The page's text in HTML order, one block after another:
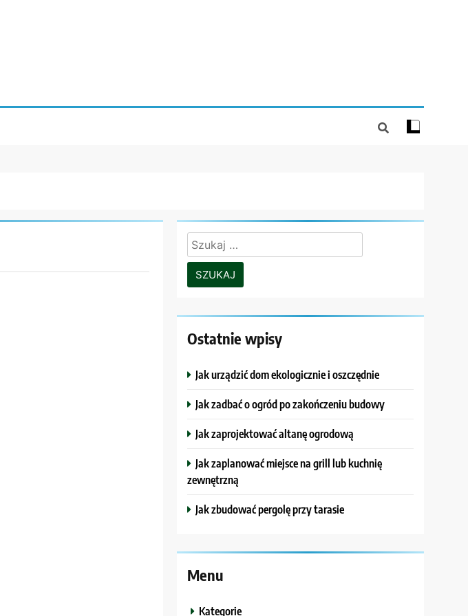
Szukaj:
Ostatnie wpisy
Jak urządzić dom ekologicznie i oszczędnie
Jak zadbać o ogród po zakończeniu budowy
Jak zaprojektować altanę ogrodową
Jak zaplanować miejsce na grill lub kuchnię
zewnętrzną
Jak zbudować pergolę przy tarasie
Menu
Kategorie